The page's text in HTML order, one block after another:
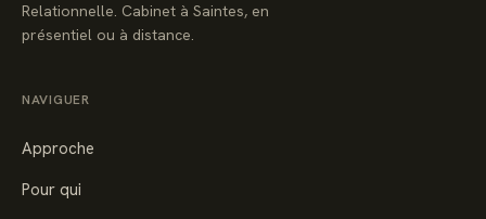
Relationnelle. Cabinet à Saintes, en
présentiel ou à distance.
NAVIGUER
Approche
Pour qui